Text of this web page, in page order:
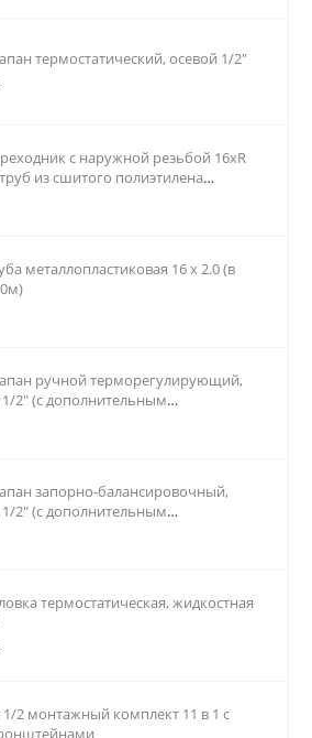
термостатический, осевой 1/2"
с наружной резьбой 16xR
из сшитого полиэтилена
металлопластиковая 16 х 2.0 (в
ручной терморегулирующий,
2" (с дополнительным
запорно-балансировочный,
2" (с дополнительным
термостатическая, жидкостная
1/2 монтажный комплект 11 в 1 с